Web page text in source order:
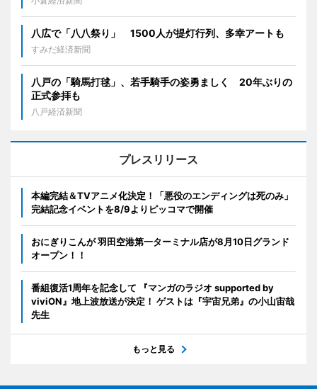
八広で「八八祭り」 1500人が提灯行列、多幸アートも
すみだ経済新聞
八戸の「騎馬打毬」、若手騎手の姿勇ましく 20年ぶりの
正式参拝も
八戸経済新聞
プレスリリース
本編完結＆TVアニメ化決定！「悪役のエンディングは死のみ」
完結記念イベントを8/9よりピッコマで開催
おにぎりこんが 羽田空港第一ターミナル店が8月10日グランド
オープン！！
番組復活1周年を記念して 『マンガのラジオ supported by
viviON』地上波放送が決定！ ゲストは『宇宙兄弟』の小山宙哉
先生
もっと見る